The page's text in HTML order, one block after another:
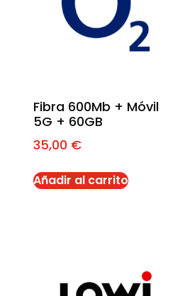
Fibra 600Mb + Móvil
5G + 60GB
35,00 €
Añadir al carrito